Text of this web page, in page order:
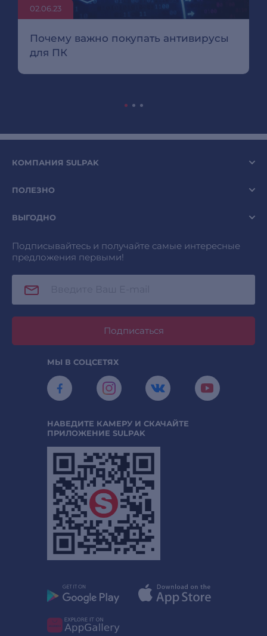
02.06.23
Почему важно покупать антивирусы
для ПК
КОМПАНИЯ SULPAK
ПОЛЕЗНО
ВЫГОДНО
Подписывайтесь и получайте самые интересные
предложения первыми!
Подписаться
МЫ В СОЦСЕТЯХ
НАВЕДИТЕ КАМЕРУ И СКАЧАЙТЕ
ПРИЛОЖЕНИЕ SULPAK